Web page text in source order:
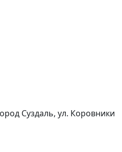
Суздаль, ул. Коровники